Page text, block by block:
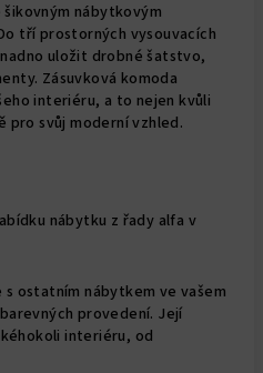
nábytkovým
tří prostorných vysouvacích
uložit drobné šatstvo,
Zásuvková komoda
interiéru, a to nejen kvůli
pro svůj moderní vzhled.
nábytku z řady alfa v
ostatním nábytkem ve vašem
provedení. Její
interiéru, od